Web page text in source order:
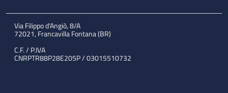
Via Filippo d'Angiò, 8/A
72021, Francavilla Fontana (BR)
C.F. / P.IVA
CNRPTR88P28E205P / 03015510732